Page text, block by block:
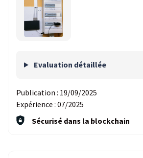
Evaluation détaillée
Publication : 19/09/2025
Expérience : 07/2025
Sécurisé dans la blockchain